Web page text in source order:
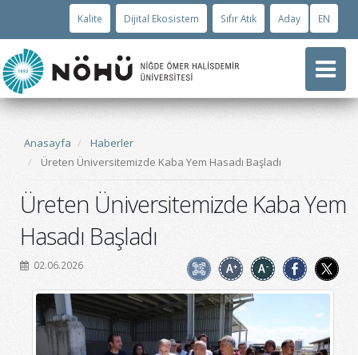
Kalite Dijital Ekosistem Sıfır Atık Aday EN
Anasayfa
Haberler
Üreten Üniversitemizde Kaba Yem Hasadı Başladı
Üreten Üniversitemizde Kaba Yem
Hasadı Başladı
02.06.2026